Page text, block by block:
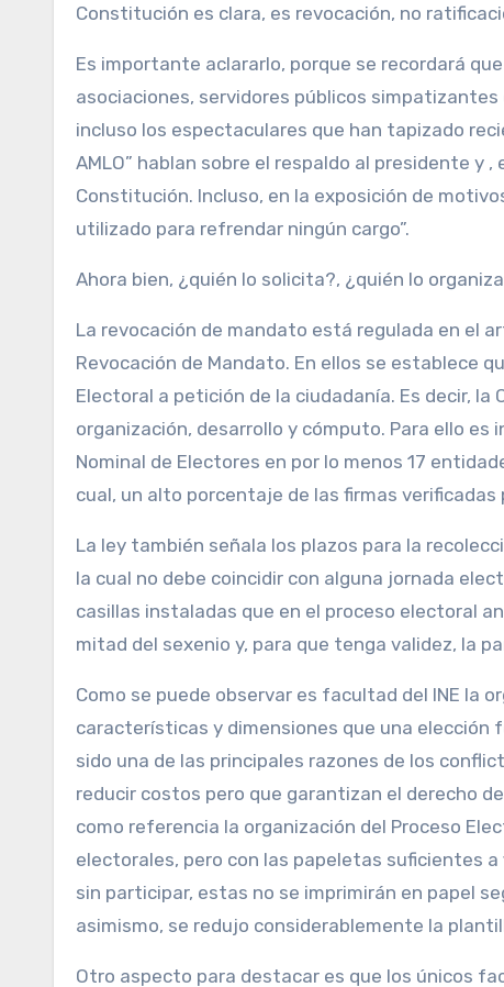
Constitución es clara, es revocación, no
Es importante aclararlo, porque se recordará
asociaciones, servidores públicos
incluso los espectaculares que han tapizado
AMLO” hablan sobre el respaldo al presidente y
Constitución. Incluso, en la exposición de
utilizado para refrendar ningún cargo”.
Ahora bien, ¿quién lo solicita?, ¿quién lo
La revocación de mandato está regulada en el
Revocación de Mandato. En ellos se establece
Electoral a petición de la ciudadanía. Es decir,
organización, desarrollo y cómputo. Para ello
Nominal de Electores en por lo menos 17
cual, un alto porcentaje de las firmas
La ley también señala los plazos para la
la cual no debe coincidir con alguna jornada
casillas instaladas que en el proceso electoral
mitad del sexenio y, para que tenga validez, la
Como se puede observar es facultad del INE la
características y dimensiones que una elección
sido una de las principales razones de los
reducir costos pero que garantizan el derecho
como referencia la organización del Proceso
electorales, pero con las papeletas suficientes
sin participar, estas no se imprimirán en papel
asimismo, se redujo considerablemente la
Otro aspecto para destacar es que los únicos